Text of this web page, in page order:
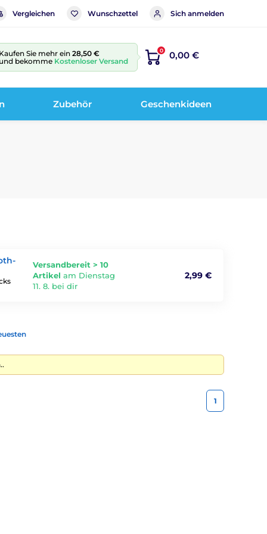
Vergleichen Wunschzettel Sich anmelden
Kaufen Sie mehr ein 28,50 €
und bekomme Kostenloser Versand
0 0,00 €
Zubehör Geschenkideen
Versandbereit > 10
Artikel am Dienstag
11. 8. bei dir
2,99 €
1